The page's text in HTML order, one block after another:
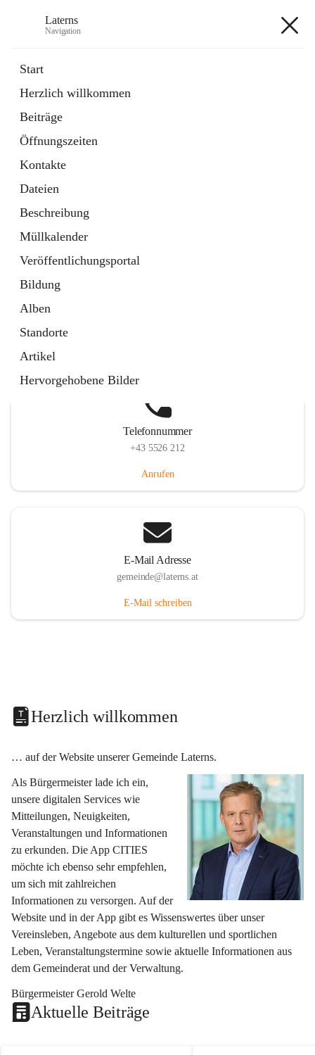
Laterns
Navigation
Start
Herzlich willkommen
Beiträge
Öffnungszeiten
Kontakte
Dateien
Beschreibung
Müllkalender
Veröffentlichungsportal
Bildung
Alben
Standorte
Artikel
Hervorgehobene Bilder
11 Schnellzugriffe
Soziales
1 Schnellzugriff
Telefonnummer
+43 5526 212
Anrufen
E-Mail Adresse
gemeinde@laterns.at
E-Mail schreiben
Herzlich willkommen
… auf der Website unserer Gemeinde Laterns.
Als Bürgermeister lade ich ein,
unsere digitalen Services wie
Mitteilungen, Neuigkeiten,
Veranstaltungen und Informationen
zu erkunden. Die App CITIES
möchte ich ebenso sehr empfehlen,
um sich mit zahlreichen
Informationen zu versorgen. Auf der
Website und in der App gibt es Wissenswertes über unser
Vereinsleben, Angebote aus dem kulturellen und sportlichen
Leben, Veranstaltungstermine sowie aktuelle Informationen aus
dem Gemeinderat und der Verwaltung.
Bürgermeister Gerold Welte
Aktuelle Beiträge